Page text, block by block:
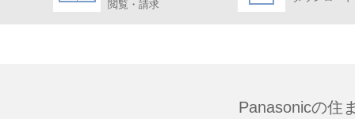
閲覧・請求
Panasonicの住